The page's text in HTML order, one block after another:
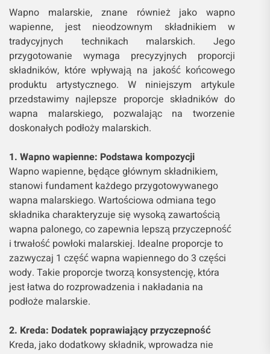
Wapno malarskie, znane również jako wapno
wapienne, jest nieodzownym składnikiem w
tradycyjnych technikach malarskich. Jego
przygotowanie wymaga precyzyjnych proporcji
składników, które wpływają na jakość końcowego
produktu artystycznego. W niniejszym artykule
przedstawimy najlepsze proporcje składników do
wapna malarskiego, pozwalając na tworzenie
doskonałych podłoży malarskich.
1. Wapno wapienne: Podstawa kompozycji
Wapno wapienne, będące głównym składnikiem,
stanowi fundament każdego przygotowywanego
wapna malarskiego. Wartościowa odmiana tego
składnika charakteryzuje się wysoką zawartością
wapna palonego, co zapewnia lepszą przyczepność
i trwałość powłoki malarskiej. Idealne proporcje to
zazwyczaj 1 część wapna wapiennego do 3 części
wody. Takie proporcje tworzą konsystencję, która
jest łatwa do rozprowadzenia i nakładania na
podłoże malarskie.
2. Kreda: Dodatek poprawiający przyczepność
Kreda, jako dodatkowy składnik, wprowadza nie